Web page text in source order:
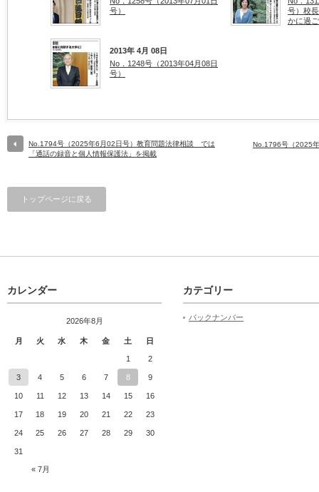
号）
号）校
かに過
2013年 4月 08日
No．1248号（2013年04月08日
号）
No.1794号（2025年6月02日号）教育問題法律相談 では
「通話の録音と個人情報保護法」を掲載
No.1796号（2025
トップページに戻る
カレンダー
2026年8月
月 火 水 木 金 土 日
« 7月
1 2
3 4 5 6 7 8 9
10 11 12 13 14 15 16
17 18 19 20 21 22 23
24 25 26 27 28 29 30
31
カテゴリー
バックナンバー